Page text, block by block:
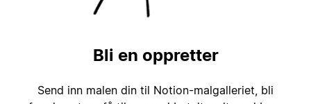
Bli en oppretter
Send inn malen din til Notion-malgalleriet, bli